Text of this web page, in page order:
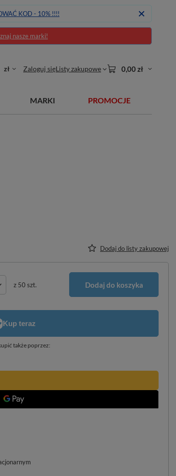
KOD - 10% !!!!
nasze marki!
zł Zaloguj sięListy zakupowe 0,00 zł
MARKI PROMOCJE
Dodaj do listy zakupowej
z 50 szt. Dodaj do koszyka
także poprzez: